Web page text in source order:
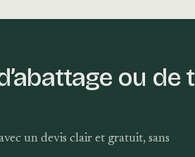
ou de
un devis clair et gratuit, sans